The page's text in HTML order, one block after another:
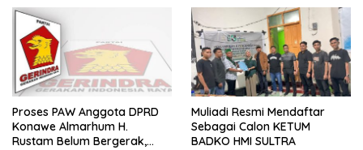
Proses PAW Anggota DPRD
Konawe Almarhum H.
Rustam Belum Bergerak,
Muliadi Resmi Mendaftar
Sebagai Calon KETUM
BADKO HMI SULTRA